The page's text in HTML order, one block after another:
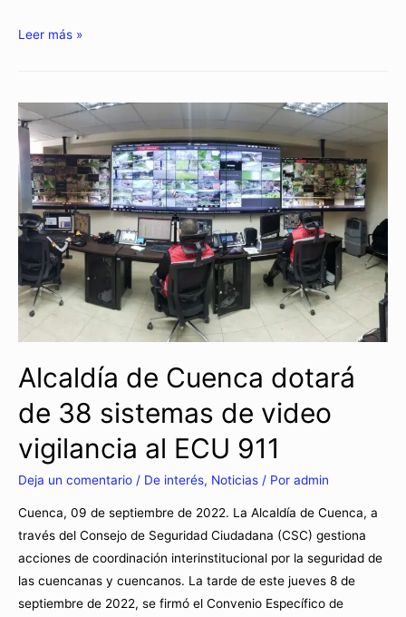
Leer más »
Alcaldía de Cuenca dotará
de 38 sistemas de video
vigilancia al ECU 911
Deja un comentario / De interés, Noticias / Por admin
Cuenca, 09 de septiembre de 2022. La Alcaldía de Cuenca, a
través del Consejo de Seguridad Ciudadana (CSC) gestiona
acciones de coordinación interinstitucional por la seguridad de
las cuencanas y cuencanos. La tarde de este jueves 8 de
septiembre de 2022, se firmó el Convenio Específico de